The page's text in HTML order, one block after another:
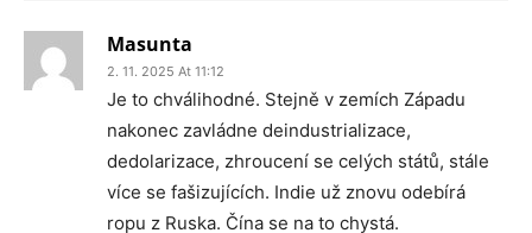
Masunta
2. 11. 2025 At 11:12
Je to chválihodné. Stejně v zemích Západu
nakonec zavládne deindustrializace,
dedolarizace, zhroucení se celých států, stále
více se fašizujících. Indie už znovu odebírá
ropu z Ruska. Čína se na to chystá.